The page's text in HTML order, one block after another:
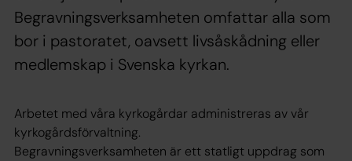
Begravningsverksamheten omfattar alla som
bor i pastoratet, oavsett livsåskådning eller
medlemskap i Svenska kyrkan.
Arbetet med våra kyrkogårdar administreras av vår
kyrkogårdsförvaltning.
Begravningsverksamheten är ett statligt uppdrag som